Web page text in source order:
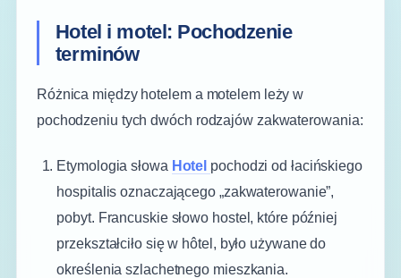
Hotel i motel: Pochodzenie
terminów
Różnica między hotelem a motelem leży w
pochodzeniu tych dwóch rodzajów zakwaterowania:
Etymologia słowa Hotel pochodzi od łacińskiego
hospitalis oznaczającego „zakwaterowanie”,
pobyt. Francuskie słowo hostel, które później
przekształciło się w hôtel, było używane do
określenia szlachetnego mieszkania.